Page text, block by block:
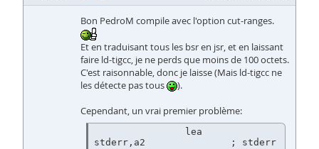
Bon PedroM compile avec l'option cut-ranges.
Et en traduisant tous les bsr en jsr, et en laissant
faire ld-tigcc, je ne perds que moins de 100 octets.
C'est raisonnable, donc je laisse (Mais ld-tigcc ne
les détecte pas tous
).
Cependant, un vrai premier problème:
stderr,a2		; stderr